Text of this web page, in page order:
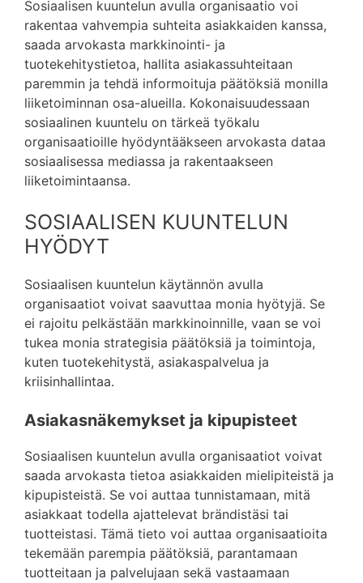
Sosiaalisen kuuntelun avulla organisaatio voi
rakentaa vahvempia suhteita asiakkaiden kanssa,
saada arvokasta markkinointi- ja
tuotekehitystietoa, hallita asiakassuhteitaan
paremmin ja tehdä informoituja päätöksiä monilla
liiketoiminnan osa-alueilla. Kokonaisuudessaan
sosiaalinen kuuntelu on tärkeä työkalu
organisaatioille hyödyntääkseen arvokasta dataa
sosiaalisessa mediassa ja rakentaakseen
liiketoimintaansa.
SOSIAALISEN KUUNTELUN
HYÖDYT
Sosiaalisen kuuntelun käytännön avulla
organisaatiot voivat saavuttaa monia hyötyjä. Se
ei rajoitu pelkästään markkinoinnille, vaan se voi
tukea monia strategisia päätöksiä ja toimintoja,
kuten tuotekehitystä, asiakaspalvelua ja
kriisinhallintaa.
Asiakasnäkemykset ja kipupisteet
Sosiaalisen kuuntelun avulla organisaatiot voivat
saada arvokasta tietoa asiakkaiden mielipiteistä ja
kipupisteistä. Se voi auttaa tunnistamaan, mitä
asiakkaat todella ajattelevat brändistäsi tai
tuotteistasi. Tämä tieto voi auttaa organisaatioita
tekemään parempia päätöksiä, parantamaan
tuotteitaan ja palvelujaan sekä vastaamaan